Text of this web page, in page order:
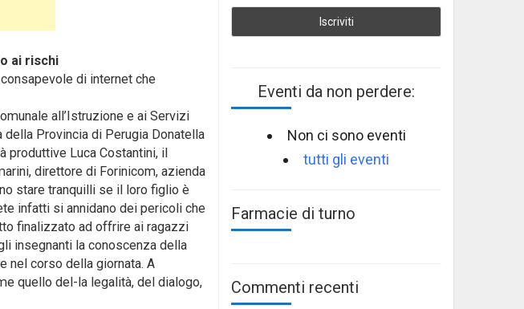
ai rischi
di internet che
all’Istruzione e ai Servizi
della Provincia di Perugia Donatella
produttive Luca Costantini, il
direttore di Forinicom, azienda
stare tranquilli se il loro figlio è
infatti si annidano dei pericoli che
finalizzato ad offrire ai ragazzi
insegnanti la conoscenza della
nel corso della giornata. A
quello del-la legalità, del dialogo,
Eventi da non perdere:
Non ci sono eventi
tutti gli eventi
Farmacie di turno
Commenti recenti